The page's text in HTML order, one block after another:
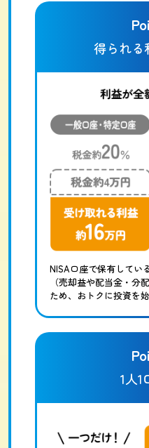
得られる
NISA口座で保有してい
（売却益や配当金・分
ため、おトクに投資を
1人1